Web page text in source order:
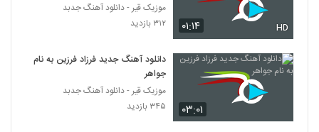
۰۱:۱۴ HD
موزیک قیر - دانلود آهنگ جدبد
۳۱۲ بازدید
۰۳:۰۱
دانلود آهنگ جدید فرزاد فرزین به نام
جواهر
موزیک قیر - دانلود آهنگ جدبد
۳۴۵ بازدید